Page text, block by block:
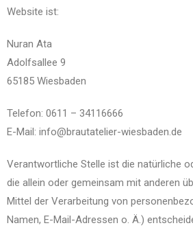
Website ist:
Nuran Ata
Adolfsallee 9
65185 Wiesbaden
Telefon: 0611 – 34116666
E-Mail: info@brautatelier-wiesbaden.de
Verantwortliche Stelle ist die natürliche
die allein oder gemeinsam mit anderen
Mittel der Verarbeitung von
Namen, E-Mail-Adressen o. Ä.)